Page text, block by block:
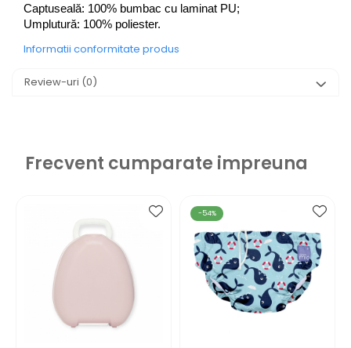
Captuseală: 100% bumbac cu laminat PU;
Umplutură: 100% poliester.
Informatii conformitate produs
Review-uri (0)
Frecvent cumparate impreuna
-54%